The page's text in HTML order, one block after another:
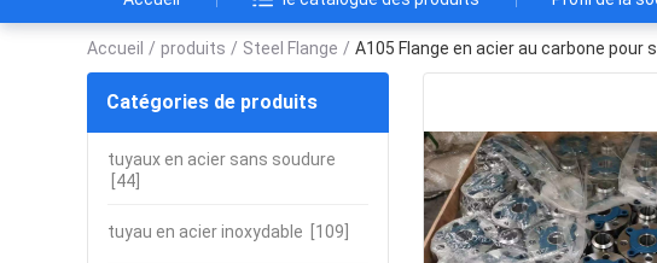
Accueil / produits / Steel Flange / A105 Flange en acier au carbone
Catégories de produits
tuyaux en acier sans soudure
[44]
tuyau en acier inoxydable [109]